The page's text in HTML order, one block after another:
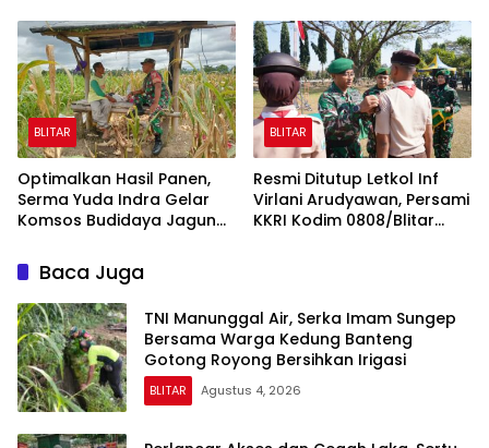
di Jambewangi
BLITAR
Optimalkan Hasil Panen,
Serma Yuda Indra Gelar
Komsos Budidaya Jagung
Utomo
BLITAR
Resmi Ditutup Letkol Inf
Virlani Arudyawan, Persami
KKRI Kodim 0808/Blitar
Baca Juga
TNI Manunggal Air, Serka Imam Sungep
Bersama Warga Kedung Banteng
Gotong Royong Bersihkan Irigasi
BLITAR Agustus 4, 2026